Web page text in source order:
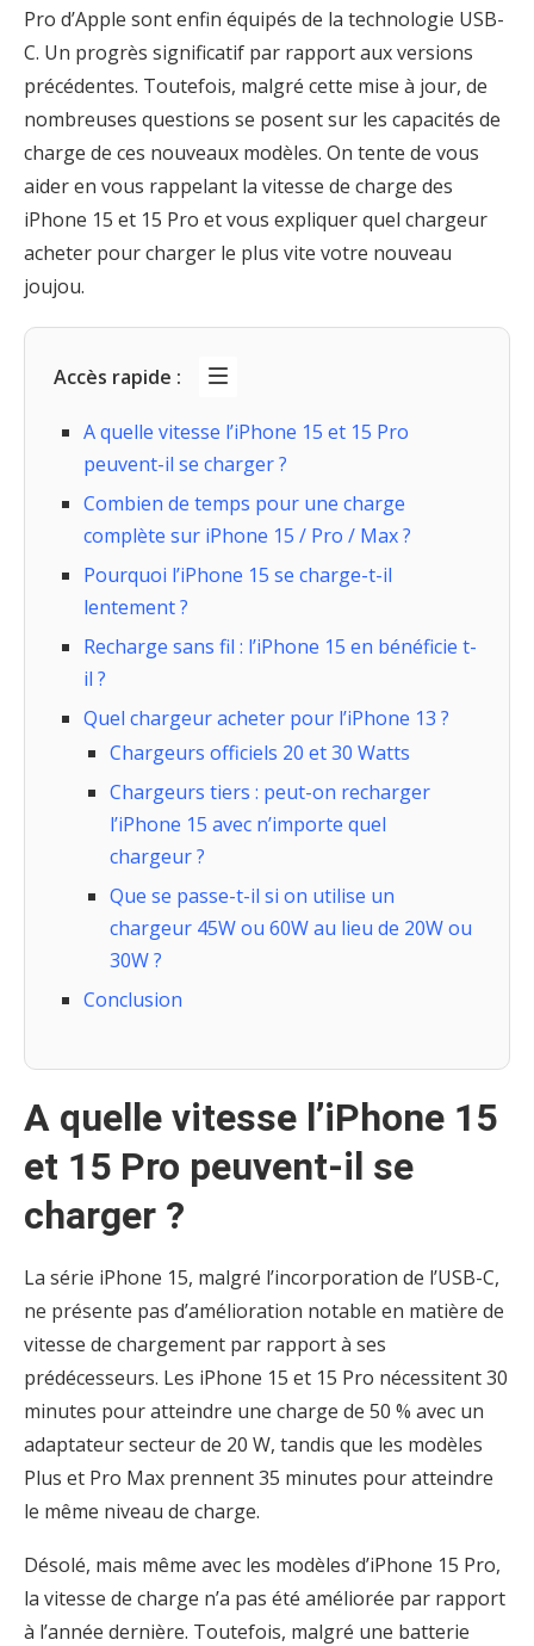
Pro d’Apple sont enfin équipés de la technologie USB-
C. Un progrès significatif par rapport aux versions
précédentes. Toutefois, malgré cette mise à jour, de
nombreuses questions se posent sur les capacités de
charge de ces nouveaux modèles. On tente de vous
aider en vous rappelant la vitesse de charge des
iPhone 15 et 15 Pro et vous expliquer quel chargeur
acheter pour charger le plus vite votre nouveau
joujou.
Accès rapide :
A quelle vitesse l’iPhone 15 et 15 Pro
peuvent-il se charger ?
Combien de temps pour une charge
complète sur iPhone 15 / Pro / Max ?
Pourquoi l’iPhone 15 se charge-t-il
lentement ?
Recharge sans fil : l’iPhone 15 en bénéficie t-
il ?
Quel chargeur acheter pour l’iPhone 13 ?
Chargeurs officiels 20 et 30 Watts
Chargeurs tiers : peut-on recharger
l’iPhone 15 avec n’importe quel
chargeur ?
Que se passe-t-il si on utilise un
chargeur 45W ou 60W au lieu de 20W ou
30W ?
Conclusion
A quelle vitesse l’iPhone 15
et 15 Pro peuvent-il se
charger ?
La série iPhone 15, malgré l’incorporation de l’USB-C,
ne présente pas d’amélioration notable en matière de
vitesse de chargement par rapport à ses
prédécesseurs. Les iPhone 15 et 15 Pro nécessitent 30
minutes pour atteindre une charge de 50 % avec un
adaptateur secteur de 20 W, tandis que les modèles
Plus et Pro Max prennent 35 minutes pour atteindre
le même niveau de charge.
Désolé, mais même avec les modèles d’iPhone 15 Pro,
la vitesse de charge n’a pas été améliorée par rapport
à l’année dernière. Toutefois, malgré une batterie